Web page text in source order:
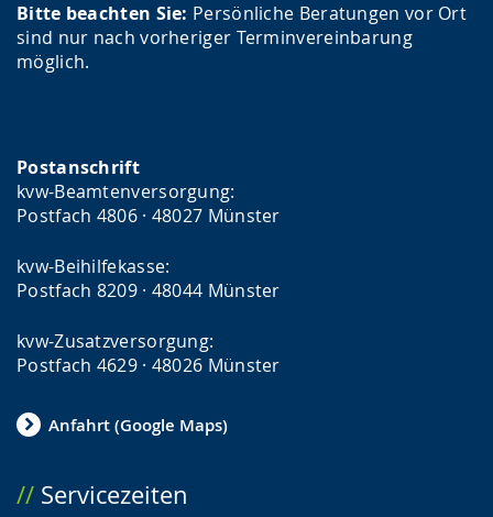
Bitte beachten Sie: Persönliche Beratungen vor Ort
sind nur nach vorheriger Terminvereinbarung
möglich.
Postanschrift
kvw-Beamtenversorgung:
Postfach 4806 · 48027 Münster
kvw-Beihilfekasse:
Postfach 8209 · 48044 Münster
kvw-Zusatzversorgung:
Postfach 4629 · 48026 Münster
Anfahrt (Google Maps)
Servicezeiten